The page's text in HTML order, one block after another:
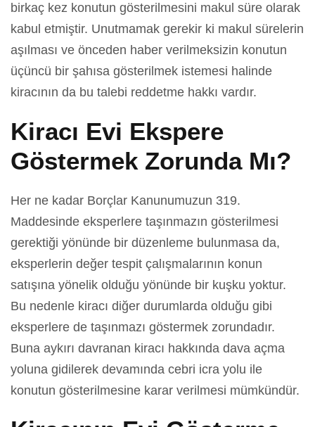
birkaç kez konutun gösterilmesini makul süre olarak
kabul etmiştir. Unutmamak gerekir ki makul sürelerin
aşılması ve önceden haber verilmeksizin konutun
üçüncü bir şahısa gösterilmek istemesi halinde
kiracının da bu talebi reddetme hakkı vardır.
Kiracı Evi Ekspere
Göstermek Zorunda Mı?
Her ne kadar Borçlar Kanunumuzun 319.
Maddesinde eksperlere taşınmazın gösterilmesi
gerektiği yönünde bir düzenleme bulunmasa da,
eksperlerin değer tespit çalışmalarının konun
satışına yönelik olduğu yönünde bir kuşku yoktur.
Bu nedenle kiracı diğer durumlarda olduğu gibi
eksperlere de taşınmazı göstermek zorundadır.
Buna aykırı davranan kiracı hakkında dava açma
yoluna gidilerek devamında cebri icra yolu ile
konutun gösterilmesine karar verilmesi mümkündür.